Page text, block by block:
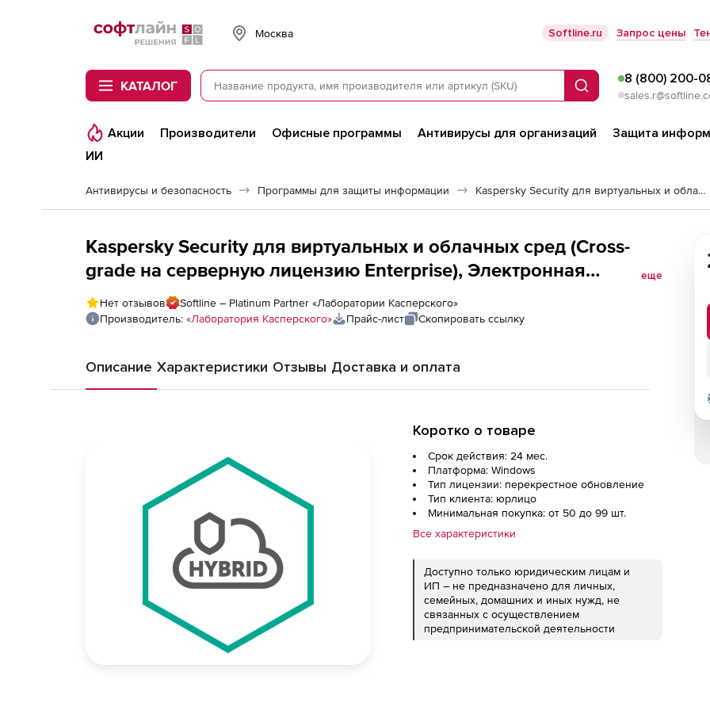
Softline
Москва Softline.ru Запрос цены
КАТАЛОГ Поиск
8 (800) 200-
Акции Производители Офисные программы Антивирусы для организаций
Защита
ИИ
Антивирусы и безопасность Программы для защиты информации Kaspersky Security для виртуальных и облачных сред
Kaspersky Security для виртуальных и облачных сред (Cross-
grade на серверную лицензию Enterprise), Электронная
лицензия на 2 года по количеству виртуальных серверов
еще
Нет отзывов
Softline – Platinum Partner «Лаборатории Касперского»
Производитель: «Лаборатория Касперского» Прайс-лист Скопировать ссылку
Описание Характеристики Отзывы Доставка и оплата
Коротко о товаре
Срок действия: 24 мес.
Платформа: Windows
Тип лицензии: перекрестное обновление
Тип клиента: юрлицо
Минимальная покупка: от 50 до 99 шт.
Все характеристики
Доступно только юридическим лицам и
ИП – не предназначено для личных,
семейных, домашних и иных нужд, не
связанных с осуществлением
предпринимательской деятельности